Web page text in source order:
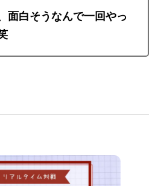
面白そうなんで一回やっ